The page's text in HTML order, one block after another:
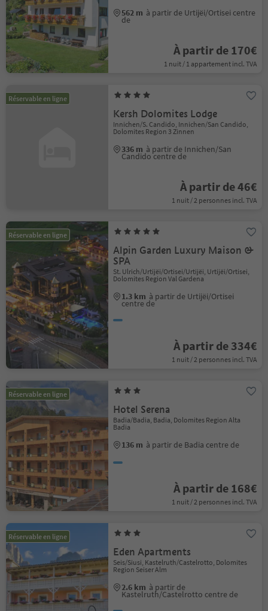
562 m à partir de Urtijëi/Ortisei centre
de
À partir de 170€
1 nuit / 1 appartement incl. TVA
Réservable en ligne
Kersh Dolomites Lodge
Innichen/S. Candido, Innichen/San Candido,
Dolomites Region 3 Zinnen
336 m à partir de Innichen/San
Candido centre de
À partir de 46€
1 nuit / 2 personnes incl. TVA
Réservable en ligne
Alpin Garden Luxury Maison &
SPA
St. Ulrich/Urtijëi/Ortisei/Urtijëi, Urtijëi/Ortisei,
Dolomites Region Val Gardena
1.3 km à partir de Urtijëi/Ortisei
centre de
À partir de 334€
1 nuit / 2 personnes incl. TVA
Réservable en ligne
Hotel Serena
Badia/Badia, Badia, Dolomites Region Alta
Badia
136 m à partir de Badia centre de
À partir de 168€
1 nuit / 2 personnes incl. TVA
Réservable en ligne
Eden Apartments
Seis/Siusi, Kastelruth/Castelrotto, Dolomites
Region Seiser Alm
2.6 km à partir de
Kastelruth/Castelrotto centre de